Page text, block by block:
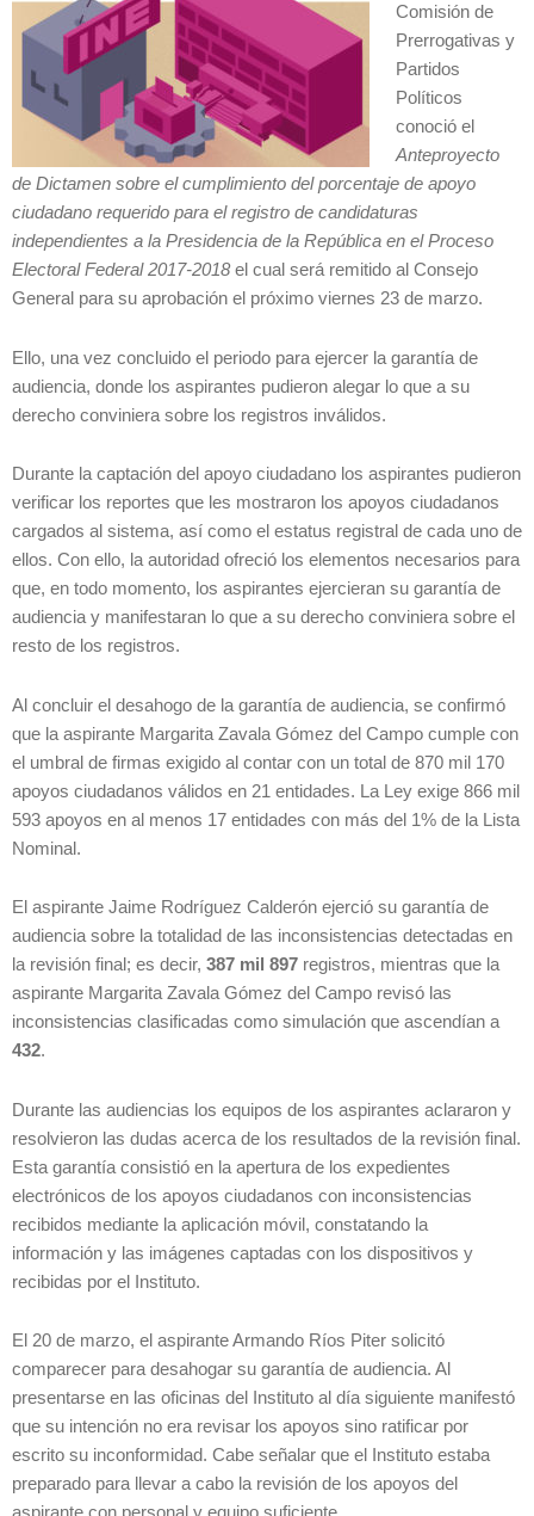
Comisión de
Prerrogativas y
Partidos
Políticos
conoció el
Anteproyecto
de Dictamen sobre el cumplimiento del porcentaje de apoyo
ciudadano requerido para el registro de candidaturas
independientes a la Presidencia de la República en el Proceso
Electoral Federal 2017-2018el cual será remitido al Consejo
General para su aprobación el próximo viernes 23 de marzo.
Ello, una vez concluido el periodo para ejercer la garantía de
audiencia, donde los aspirantes pudieron alegar lo que a su
derecho conviniera sobre los registros inválidos.
Durante la captación del apoyo ciudadano los aspirantes pudieron
verificar los reportes que les mostraron los apoyos ciudadanos
cargados al sistema, así como el estatus registral de cada uno de
ellos. Con ello, la autoridad ofreció los elementos necesarios para
que, en todo momento, los aspirantes ejercieran su garantía de
audiencia y manifestaran lo que a su derecho conviniera sobre el
resto de los registros.
Al concluir el desahogo de la garantía de audiencia, se confirmó
que la aspirante Margarita Zavala Gómez del Campo cumple con
el umbral de firmas exigido al contar con un total de 870 mil 170
apoyos ciudadanos válidos en 21 entidades. La Ley exige 866 mil
593 apoyos en al menos 17 entidades con más del 1% de la Lista
Nominal.
El aspirante Jaime Rodríguez Calderón ejerció su garantía de
audiencia sobre la totalidad de las inconsistencias detectadas en
la revisión final; es decir, 387 mil 897 registros, mientras que la
aspirante Margarita Zavala Gómez del Campo revisó las
inconsistencias clasificadas como simulación que ascendían a
432.
Durante las audiencias los equipos de los aspirantes aclararon y
resolvieron las dudas acerca de los resultados de la revisión final.
Esta garantía consistió en la apertura de los expedientes
electrónicos de los apoyos ciudadanos con inconsistencias
recibidos mediante la aplicación móvil, constatando la
información y las imágenes captadas con los dispositivos y
recibidas por el Instituto.
El 20 de marzo, el aspirante Armando Ríos Piter solicitó
comparecer para desahogar su garantía de audiencia. Al
presentarse en las oficinas del Instituto al día siguiente manifestó
que su intención no era revisar los apoyos sino ratificar por
escrito su inconformidad. Cabe señalar que el Instituto estaba
preparado para llevar a cabo la revisión de los apoyos del